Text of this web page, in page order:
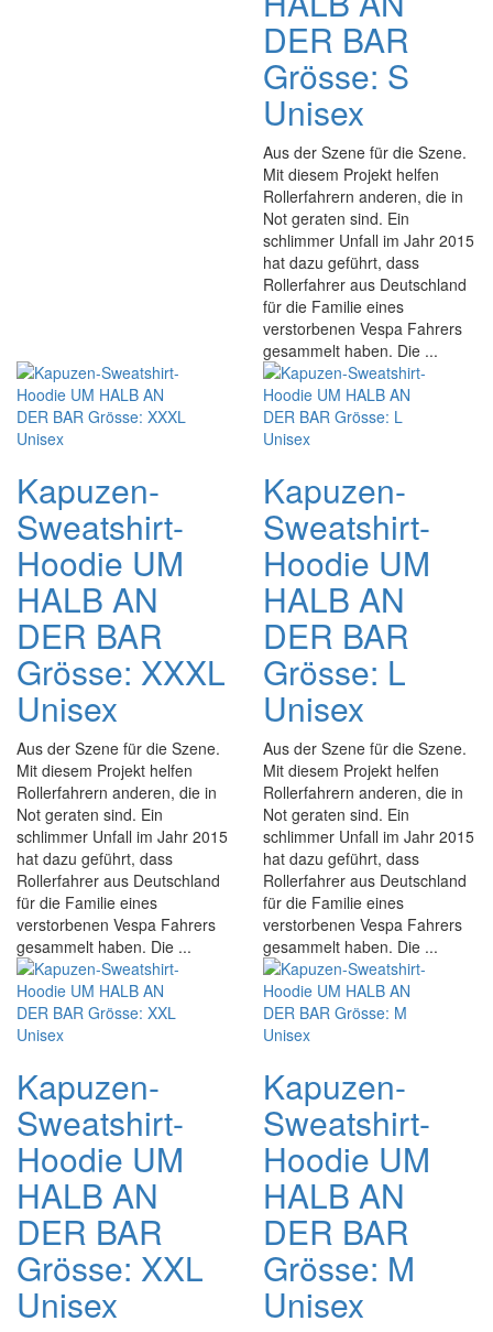
DER BAR
Grösse: S
Unisex
Aus der Szene für die Szene.
Mit diesem Projekt helfen
Rollerfahrern anderen, die in
Not geraten sind. Ein
schlimmer Unfall im Jahr 2015
hat dazu geführt, dass
Rollerfahrer aus Deutschland
für die Familie eines
verstorbenen Vespa Fahrers
gesammelt haben. Die ...
Kapuzen-
Sweatshirt-
Hoodie UM
HALB AN
DER BAR
Grösse: XXXL
Unisex
Aus der Szene für die Szene.
Mit diesem Projekt helfen
Rollerfahrern anderen, die in
Not geraten sind. Ein
schlimmer Unfall im Jahr 2015
hat dazu geführt, dass
Rollerfahrer aus Deutschland
für die Familie eines
verstorbenen Vespa Fahrers
gesammelt haben. Die ...
Kapuzen-
Sweatshirt-
Hoodie UM
HALB AN
DER BAR
Grösse: L
Unisex
Aus der Szene für die Szene.
Mit diesem Projekt helfen
Rollerfahrern anderen, die in
Not geraten sind. Ein
schlimmer Unfall im Jahr 2015
hat dazu geführt, dass
Rollerfahrer aus Deutschland
für die Familie eines
verstorbenen Vespa Fahrers
gesammelt haben. Die ...
Kapuzen-
Sweatshirt-
Hoodie UM
HALB AN
DER BAR
Grösse: XXL
Unisex
Kapuzen-
Sweatshirt-
Hoodie UM
HALB AN
DER BAR
Grösse: M
Unisex